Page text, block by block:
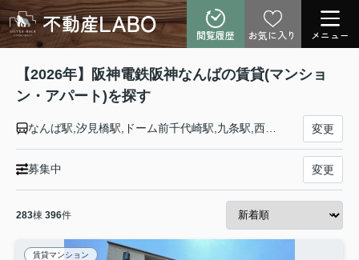
閲覧履歴 お気に入り メニュー
【2026年】阪神電鉄阪神なんばの賃貸(マンショ
ン・アパート)を探す
なんば駅,汐見橋駅,ドーム前千代崎駅,九条駅,西九条駅,千鳥橋駅,伝法駅,福駅,出来島駅,大物駅,尼崎駅 変更
募集中 変更
283棟 396件
賃貸マンション